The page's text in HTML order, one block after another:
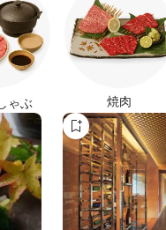
ゃぶ 焼肉